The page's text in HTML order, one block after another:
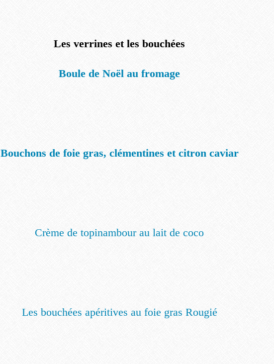
Les verrines et les bouchées
Boule de Noël au fromage
Bouchons de foie gras, clémentines et citron caviar
Crème de topinambour au lait de coco
Les bouchées apéritives au foie gras Rougié